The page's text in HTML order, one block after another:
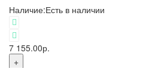
Наличие:Есть в наличии
7 155.00р.
+